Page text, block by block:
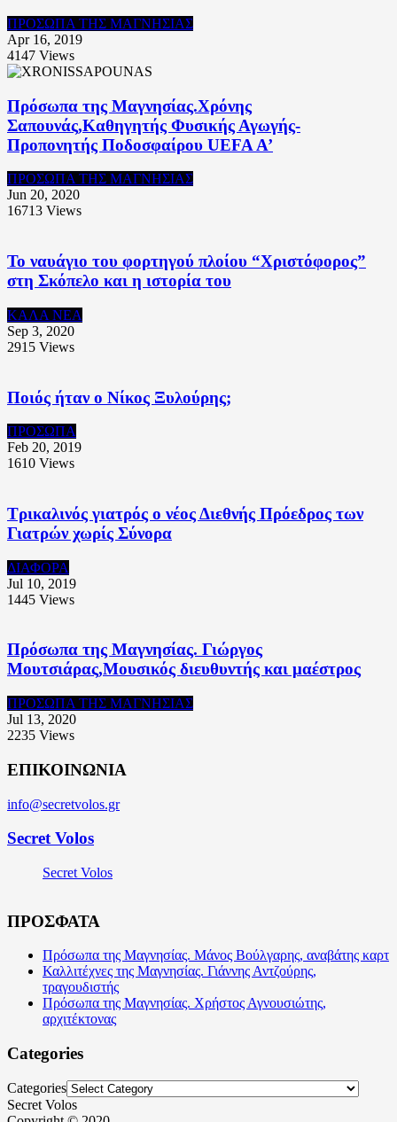
ΠΡΟΣΩΠΑ ΤΗΣ ΜΑΓΝΗΣΙΑΣ
Apr 16, 2019
4147 Views
Πρόσωπα της Μαγνησίας.Χρόνης
Σαπουνάς,Καθηγητής Φυσικής Αγωγής-
Προπονητής Ποδοσφαίρου UEFA A’
ΠΡΟΣΩΠΑ ΤΗΣ ΜΑΓΝΗΣΙΑΣ
Jun 20, 2020
16713 Views
Το ναυάγιο του φορτηγού πλοίου “Χριστόφορος”
στη Σκόπελο και η ιστορία του
ΚΑΛΑ ΝΕΑ
Sep 3, 2020
2915 Views
Ποιός ήταν ο Νίκος Ξυλούρης;
ΠΡΟΣΩΠΑ
Feb 20, 2019
1610 Views
Τρικαλινός γιατρός ο νέος Διεθνής Πρόεδρος των
Γιατρών χωρίς Σύνορα
ΔΙΑΦΟΡΑ
Jul 10, 2019
1445 Views
Πρόσωπα της Μαγνησίας. Γιώργος
Μουτσιάρας,Μουσικός διευθυντής και μαέστρος
ΠΡΟΣΩΠΑ ΤΗΣ ΜΑΓΝΗΣΙΑΣ
Jul 13, 2020
2235 Views
ΕΠΙΚΟΙΝΩΝΙΑ
info@secretvolos.gr
Secret Volos
Secret Volos
ΠΡΟΣΦΑΤΑ
Πρόσωπα της Μαγνησίας. Μάνος Βούλγαρης, αναβάτης καρτ
Καλλιτέχνες της Μαγνησίας. Γιάννης Αντζούρης,
τραγουδιστής
Πρόσωπα της Μαγνησίας. Χρήστος Αγνουσιώτης,
αρχιτέκτονας
Categories
Categories
Secret Volos